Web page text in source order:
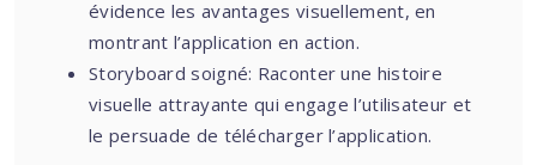
évidence les avantages visuellement, en
montrant l’application en action.
Storyboard soigné: Raconter une histoire
visuelle attrayante qui engage l’utilisateur et
le persuade de télécharger l’application.